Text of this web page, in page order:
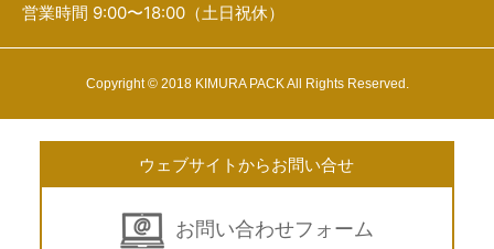
営業時間 9:00〜18:00（土日祝休）
Copyright © 2018 KIMURA PACK All Rights Reserved.
ウェブサイトからお問い合せ
お問い合わせフォーム